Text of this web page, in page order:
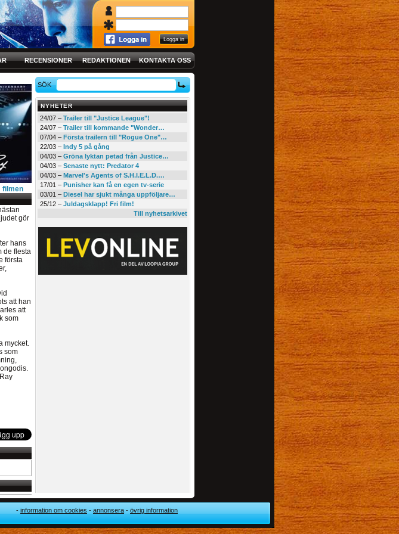
RECENSIONER REDAKTIONEN KONTAKTA OSS
filmen
gör
hans
de flesta
första
att han
att
som
mycket.
som
SÖK
NYHETER
24/07 –Trailer till "Justice League"!
24/07 –Trailer till kommande "Wonder…
07/04 –Första trailern till "Rogue One"…
22/03 –Indy 5 på gång
04/03 –Gröna lyktan petad från Justice…
04/03 –Senaste nytt: Predator 4
04/03 –Marvel's Agents of S.H.I.E.L.D.…
17/01 –Punisher kan få en egen tv-serie
03/01 –Diesel har sjukt många uppföljare…
25/12 –Juldagsklapp! Fri film!
Till nyhetsarkivet
information om cookies annonsera övrig information